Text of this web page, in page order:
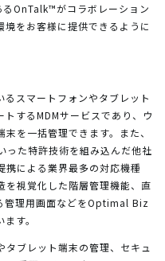
OnTalk™がコラボレーション
境をお客様に提供できるように
スマートフォンやタブレット
するMDMサービスであり、ウ
を一括管理できます。また、
た特許技術を組み込んだ他社
携による業界最多の対応機種
を視覚化した階層管理機能、直
管理用画面などをOptimal Biz
す。
ブレット端末の管理、セキュ